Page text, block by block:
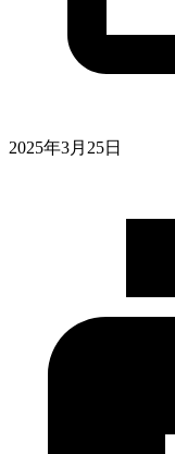
2025年3月25日